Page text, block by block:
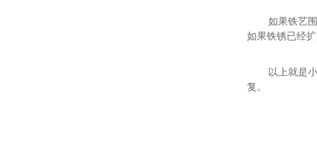
如果铁艺
如果铁锈已经
以上就是
复。